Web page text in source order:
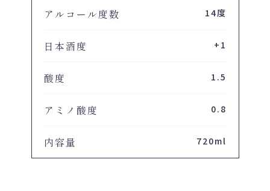
アルコール度数 14度
日本酒度 +1
酸度 1.5
アミノ酸度 0.8
内容量 720ml